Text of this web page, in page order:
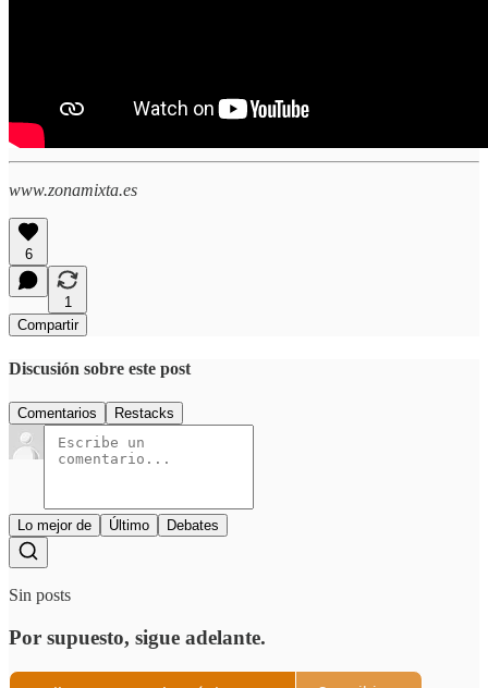
www.zonamixta.es
6
1
Compartir
Discusión sobre este post
Comentarios Restacks
Lo mejor de Último Debates
Sin posts
Por supuesto, sigue adelante.